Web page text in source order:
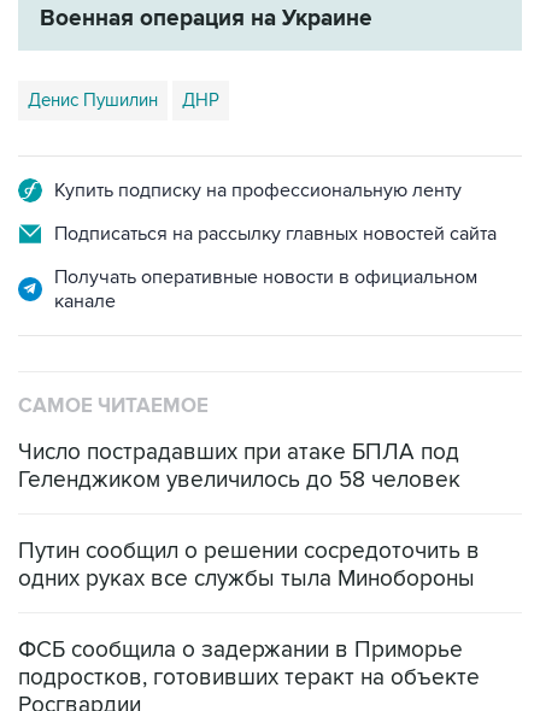
Денис Пушилин ДНР
Подписаться на рассылку главных новостей сайта
Получать оперативные новости в официальном
Число пострадавших при атаке БПЛА под
Путин сообщил о решении сосредоточить в
ФСБ сообщила о задержании в Приморье
Росгвардии